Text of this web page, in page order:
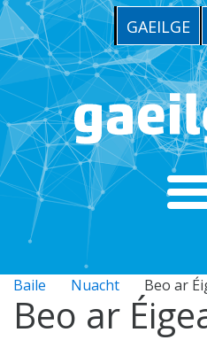
GAEILGE
Baile Nuacht Beo ar
Beo ar